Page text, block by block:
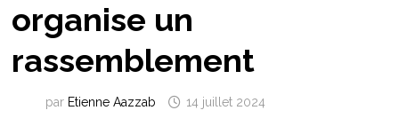
organise un
rassemblement
par Etienne Aazzab 14 juillet 2024